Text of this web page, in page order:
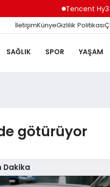
Tencent Hy3
İletişimKünyeGizlilik Politikası
SAĞLIK SPOR YAŞAM
götürüyor
Dakika